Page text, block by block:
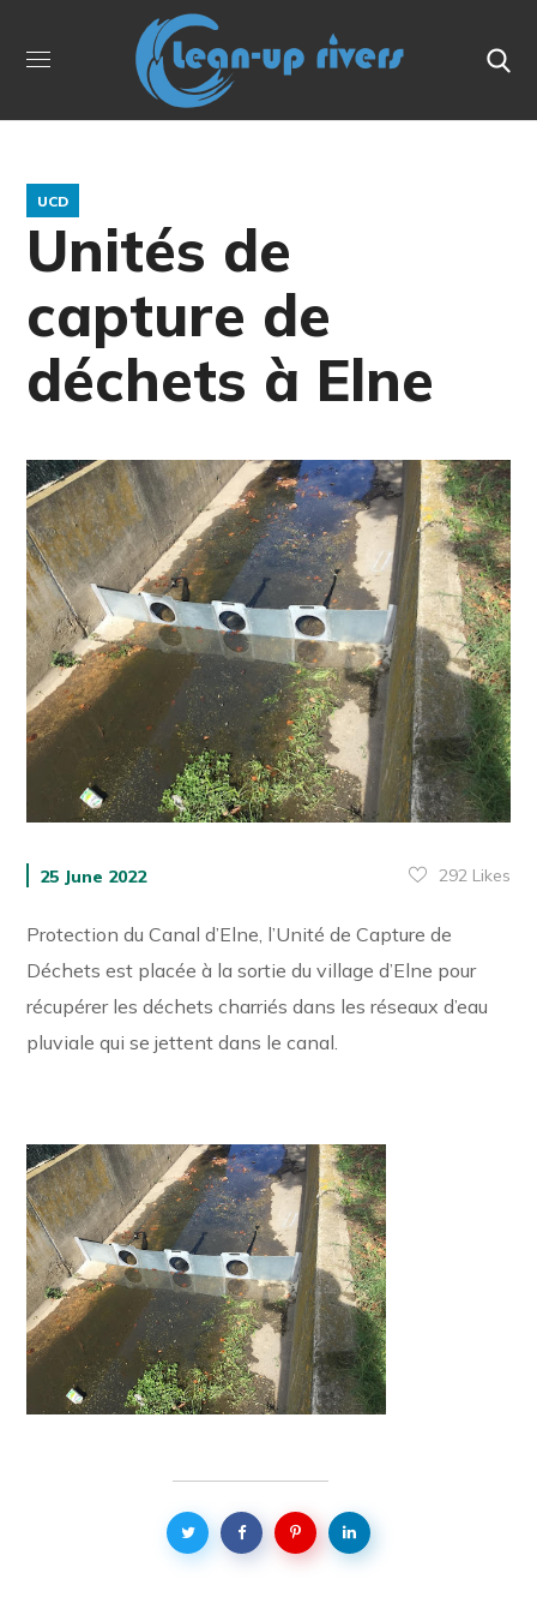
UCD
Unités de
capture de
déchets à Elne
25 June 2022 292Likes
Protection du Canal d’Elne, l’Unité de Capture de
Déchets est placée à la sortie du village d’Elne pour
récupérer les déchets charriés dans les réseaux d’eau
pluviale qui se jettent dans le canal.